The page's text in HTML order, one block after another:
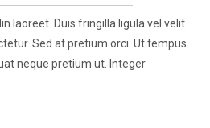
laoreet. Duis fringilla ligula vel velit
Sed at pretium orci. Ut tempus
neque pretium ut. Integer